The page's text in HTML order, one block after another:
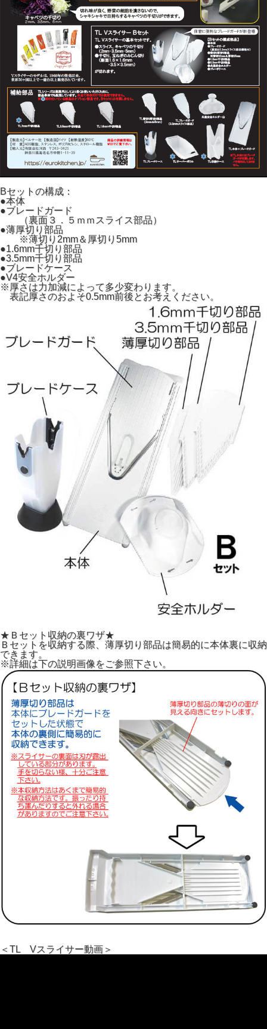
Bセットの構成：
●本体
●ブレードガード
（裏面３．５ｍｍスライス部品）
●薄厚切り部品
※薄切り2mm＆厚切り5mm
●1.6mm千切り部品
●3.5mm千切り部品
●ブレードケース
●V4安全ホルダー
※厚さは力加減によって多少変わります。
表記厚さのおよそ0.5mm前後とお考えください。
★Ｂセット収納の裏ワザ★
Ｂセットを収納する際、薄厚切り部品は簡易的に本体裏に収納
できます。
※詳細は下の説明画像をご参照下さい。
＜TL Vスライサー動画＞